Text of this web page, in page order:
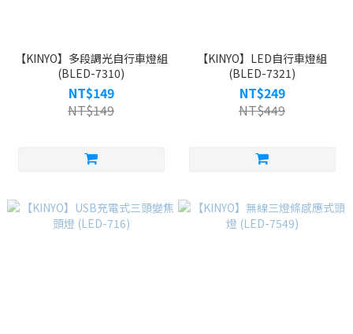
【KINYO】多段調光自行車燈組
(BLED-7310)
NT$149
NT$149
【KINYO】LED自行車燈組
(BLED-7321)
NT$249
NT$449